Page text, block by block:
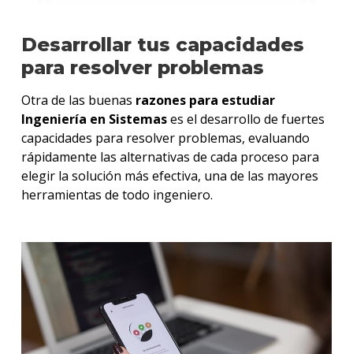
Desarrollar tus capacidades
para resolver problemas
Otra de las buenas razones para estudiar
Ingeniería en Sistemases el desarrollo de fuertes
capacidades para resolver problemas, evaluando
rápidamente las alternativas de cada proceso para
elegir la solución más efectiva, una de las mayores
herramientas de todo ingeniero.